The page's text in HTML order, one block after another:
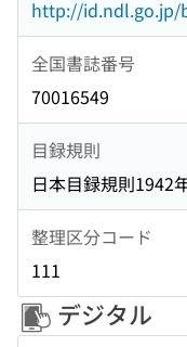
http://id.ndl.go.jp/
全国書誌番号
70016549
目録規則
日本目録規則1942
整理区分コード
111
デジタル